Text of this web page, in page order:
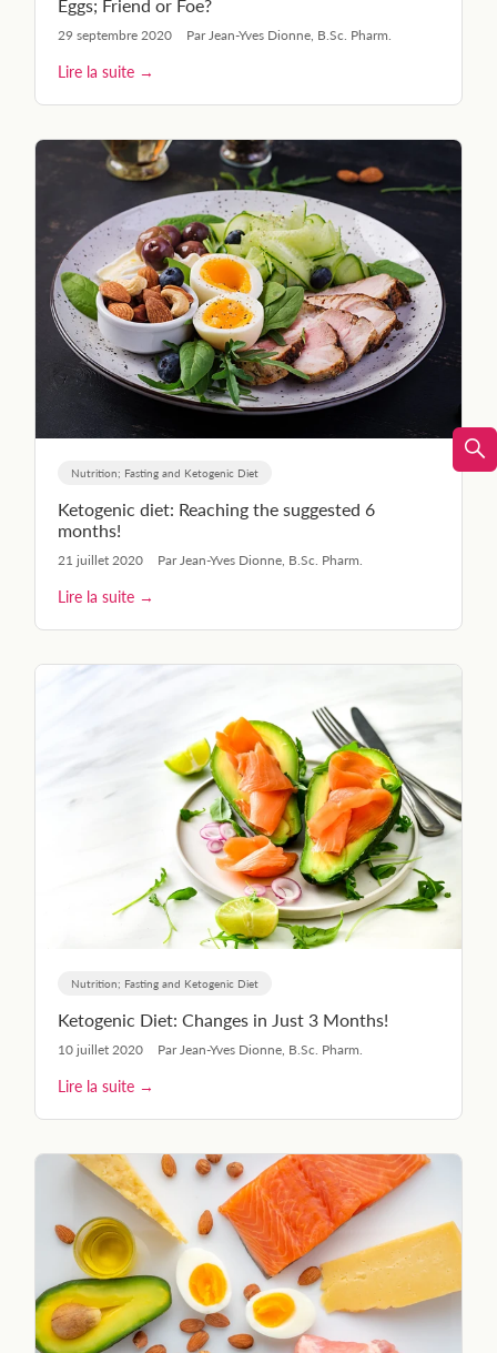
Eggs; Friend or Foe?
29 septembre 2020 Par Jean-Yves Dionne, B.Sc. Pharm.
Lire la suite →
Nutrition; Fasting and Ketogenic Diet
Ketogenic diet: Reaching the suggested 6
months!
21 juillet 2020 Par Jean-Yves Dionne, B.Sc. Pharm.
Lire la suite →
Nutrition; Fasting and Ketogenic Diet
Ketogenic Diet: Changes in Just 3 Months!
10 juillet 2020 Par Jean-Yves Dionne, B.Sc. Pharm.
Lire la suite →